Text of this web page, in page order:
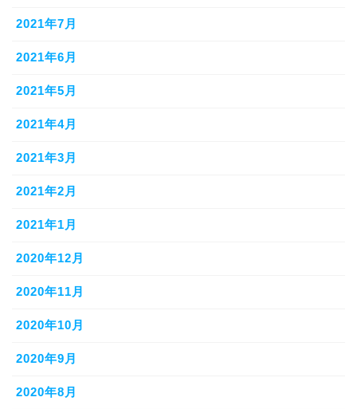
2021年7月
2021年6月
2021年5月
2021年4月
2021年3月
2021年2月
2021年1月
2020年12月
2020年11月
2020年10月
2020年9月
2020年8月